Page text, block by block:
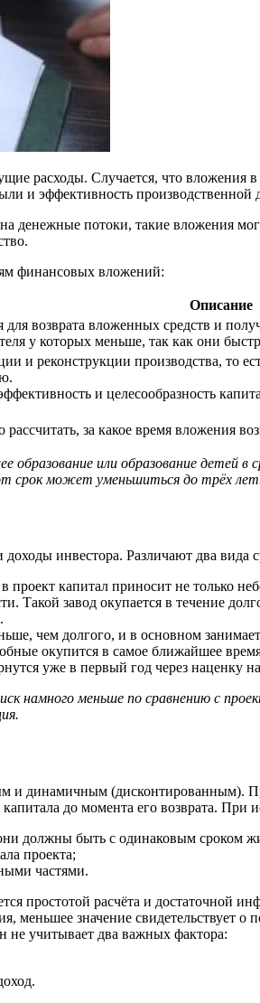
расходы. Случается, что вложения
и эффективность производственной
денежные потоки, такие вложения
финансовых вложений:
Описание
для возврата вложенных средств и
у которых меньше, так как они
и реконструкции производства, то
и целесообразность
за какое время вложения
или образование детей
срок может уменьшиться до трёх
инвестора. Различают два вида
капитал приносит не только
Такой завод окупается в течение
чем долгого, и в основном
окупится в самое ближайшее
уже в первый год через наценку
намного меньше по сравнению с
и динамичным (дисконтированным).
до момента его возврата.
они должны быть с одинаковым сроком
проекта;
частями.
простотой расчёта и достаточной
меньшее значение свидетельствует
не учитывает два важных фактора: